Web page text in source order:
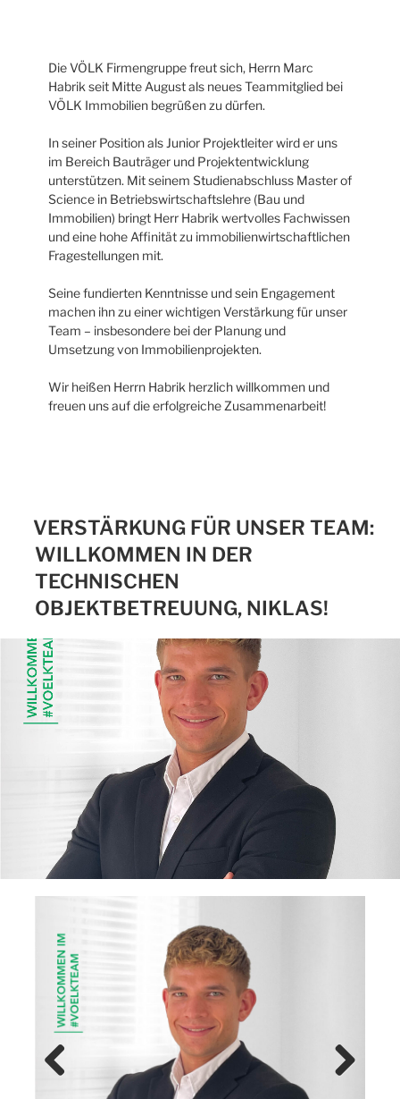
Die VÖLK Firmengruppe freut sich, Herrn Marc
Habrik seit Mitte August als neues Teammitglied bei
VÖLK Immobilien begrüßen zu dürfen.
In seiner Position als Junior Projektleiter wird er uns
im Bereich Bauträger und Projektentwicklung
unterstützen. Mit seinem Studienabschluss Master of
Science in Betriebswirtschaftslehre (Bau und
Immobilien) bringt Herr Habrik wertvolles Fachwissen
und eine hohe Affinität zu immobilienwirtschaftlichen
Fragestellungen mit.
Seine fundierten Kenntnisse und sein Engagement
machen ihn zu einer wichtigen Verstärkung für unser
Team – insbesondere bei der Planung und
Umsetzung von Immobilienprojekten.
Wir heißen Herrn Habrik herzlich willkommen und
freuen uns auf die erfolgreiche Zusammenarbeit!
VERSTÄRKUNG FÜR UNSER TEAM:
WILLKOMMEN IN DER
TECHNISCHEN
OBJEKTBETREUUNG, NIKLAS!